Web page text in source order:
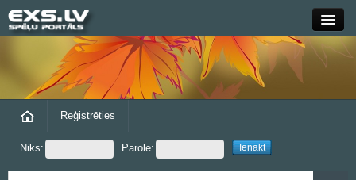
Close
Forums
Reģistrēties
Niks: Parole: